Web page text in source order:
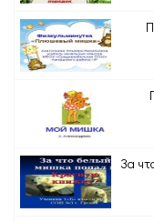
За